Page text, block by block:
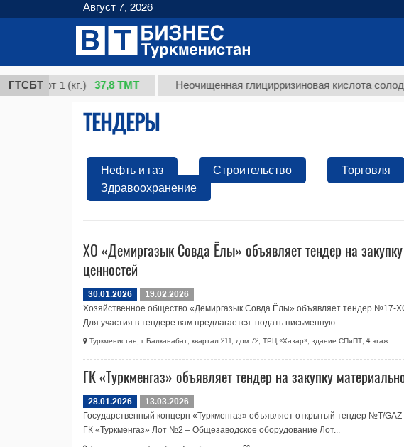
ГТСБТ
сорт 1 (кг.) 37,8 ТМТ Неочищенная глицирризиновая кислота
ТЕНДЕРЫ
Нефть и газ Строительство Торговля
Здравоохранение
ХO «Демиргазык Совда Ёлы» объявляет тендер на
ценностей
30.01.2026
19.02.2026
Хозяйственное общество «Демиргазык Совда Ёлы» объявляет тендер №17-
Для участия в тендере вам предлагается: подать письменную...
Туркменистан, г.Балканабат, квартал 211, дом 72, ТРЦ «Хазар», здание СПиПТ, 4 этаж
ГК «Туркменгаз» объявляет тендер на закупку
28.01.2026
13.03.2026
Государственный концерн «Туркменгаз» объявляет открытый тендер №T/
ГК «Туркменгаз» Лот №2 – Общезаводское оборудование Лот...
Август 7, 2026